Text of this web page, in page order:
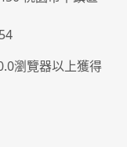
瀏覽器以上獲得